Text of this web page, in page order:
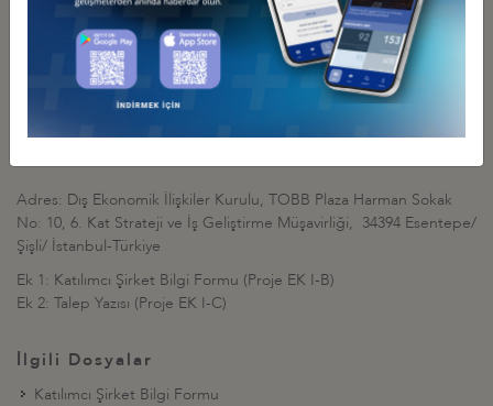
adresinden bizlere ulaşabilirsiniz.
Bilgilerinize önemle arz olunur.
Genel Sekreter
Adres: Dış Ekonomik İlişkiler Kurulu, TOBB Plaza Harman Sokak
No: 10, 6. Kat Strateji ve İş Geliştirme Müşavirliği, 34394 Esentepe/
Şişli/ İstanbul-Türkiye
Ek 1: Katılımcı Şirket Bilgi Formu (Proje EK I-B)
Ek 2: Talep Yazısı (Proje EK I-C)
İlgili Dosyalar
Katılımcı Şirket Bilgi Formu